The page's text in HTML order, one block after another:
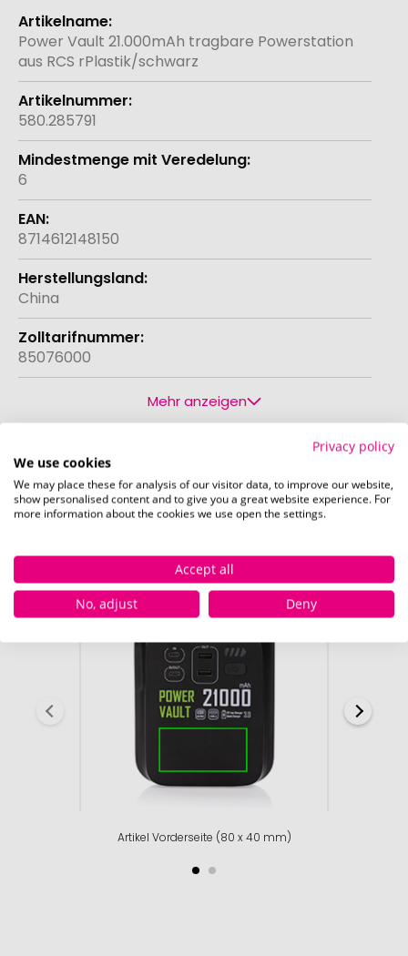
Weitere
Informationen
Power Vault 21.000mAh tragbare Powerstation
aus RCS rPlastik/schwarz
580.285791
6
8714612148150
China
85076000
Mehr anzeigen
Druckposition
Die bei diesem Produkt bedruckbaren Positionen
Artikel Vorderseite (80 x 40 mm)
Privacy policy
We use cookies
We may place these for analysis of our visitor data, to improve our website,
show personalised content and to give you a great website experience. For
more information about the cookies we use open the settings.
Accept all
No, adjust
Deny